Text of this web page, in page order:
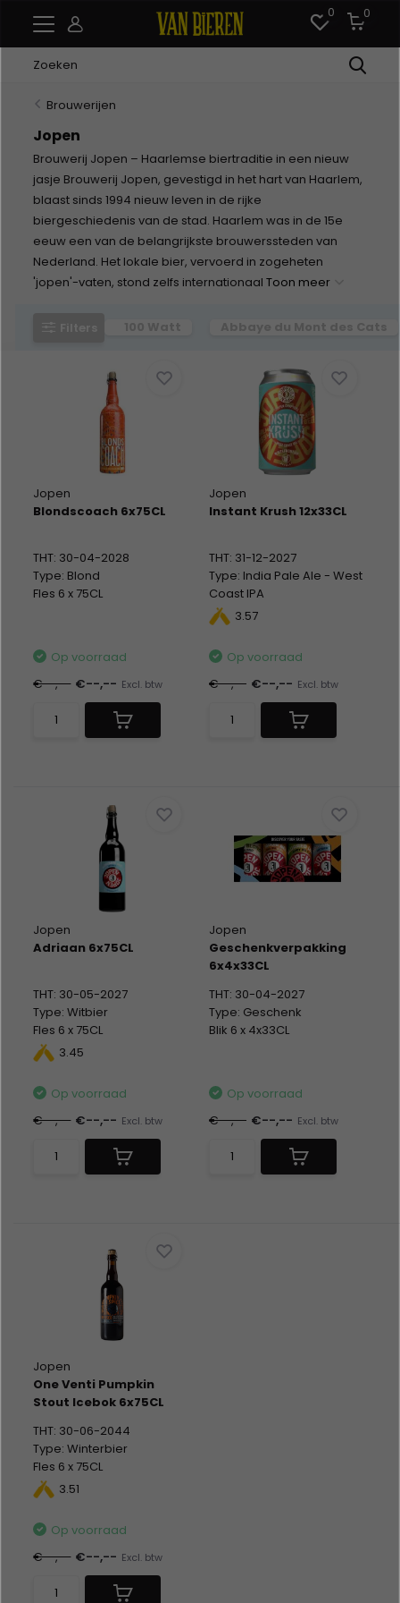
0 0
Brouwerijen
Jopen
Brouwerij Jopen – Haarlemse biertraditie in een nieuw
jasje Brouwerij Jopen, gevestigd in het hart van Haarlem,
blaast sinds 1994 nieuw leven in de rijke
biergeschiedenis van de stad. Haarlem was in de 15e
eeuw een van de belangrijkste brouwerssteden van
Nederland. Het lokale bier, vervoerd in zogeheten
'jopen'-vaten, stond zelfs internationaalToon meer
Jopen
Blondscoach 6x75CL
THT: 30-04-2028
Type: Blond
Fles 6 x 75CL
Op voorraad
€--,-- €--,-- Excl. btw
Jopen
Instant Krush 12x33CL
THT: 31-12-2027
Type: India Pale Ale - West
Coast IPA
Blik 12 x 33CL
Alc %: 7,00
Statiegeld: Blik 12x0,15
3.57
Op voorraad
€--,-- €--,-- Excl. btw
Jopen
Adriaan 6x75CL
THT: 30-05-2027
Type: Witbier
Fles 6 x 75CL
Alc %: 5,00
3.45
Op voorraad
€--,-- €--,-- Excl. btw
Jopen
Geschenkverpakking
6x4x33CL
THT: 30-04-2027
Type: Geschenk
Blik 6 x 4x33CL
Op voorraad
€--,-- €--,-- Excl. btw
Jopen
One Venti Pumpkin
Stout Icebok 6x75CL
THT: 30-06-2044
Type: Winterbier
Fles 6 x 75CL
Alc %: 12,50
3.51
Op voorraad
€--,-- €--,-- Excl. btw